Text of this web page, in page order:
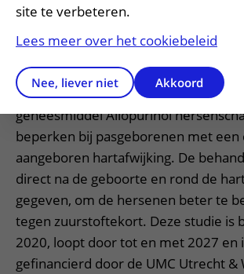
Meer over het onderzoek
Wetenschappers in de academische
Utrecht, Rotterdam, Nijmegen en
onderzoeken in de CRUCIAL trial
geneesmiddel Allopurinol
beperken bij pasgeborenen met een
aangeboren hartafwijking. De
direct na de geboorte en rond de
gegeven, om de hersenen beter te
tegen zuurstoftekort. Deze studie is
2020, loopt door tot en met 2027 en
gefinancierd door de UMC Utrecht &
site te verbeteren.
Lees meer over het cookiebeleid
Nee, liever niet Akkoord